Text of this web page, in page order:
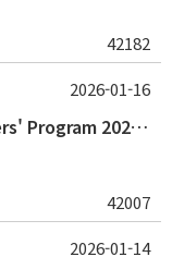
42182
(~1/22) APRU Undergraduate Leaders' Program 2026 프로그램 참가자 모집
42007
2026-01-16
2026-01-14